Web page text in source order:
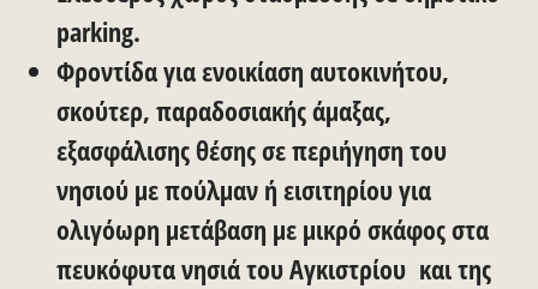
parking.
Φροντίδα για ενοικίαση αυτοκινήτου,
σκούτερ, παραδοσιακής άμαξας,
εξασφάλισης θέσης σε περιήγηση του
νησιού με πούλμαν ή εισιτηρίου για
ολιγόωρη μετάβαση με μικρό σκάφος στα
πευκόφυτα νησιά του Αγκιστρίου και της